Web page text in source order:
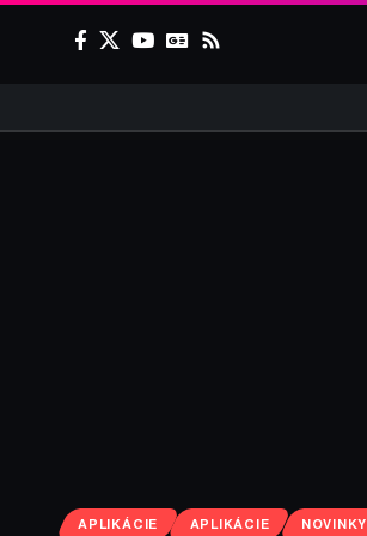
APLIKÁCIE APLIKÁCIE NOVINKY